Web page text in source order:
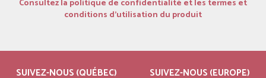
Consultez la politique de confidentialité et les termes et
conditions d’utilisation du produit
SUIVEZ-NOUS (QUÉBEC) SUIVEZ-NOUS (EUROPE)